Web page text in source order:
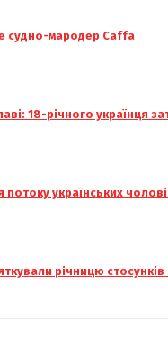
судно-мародер Caffa
18-річного українця
українських
річницю